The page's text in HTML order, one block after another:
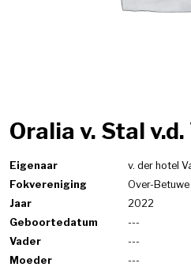
Oralia v. Stal
Eigenaar
v. der hotel
Fokvereniging
Over-Betuwe
Jaar
2022
Geboortedatum
---
Vader
---
Moeder
---